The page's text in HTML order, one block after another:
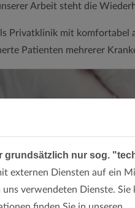
Arbeit steht die
Privatklinik mit komfortabel
Patienten mehrerer
grundsätzlich nur sog.
externen Diensten auf ein
verwendeten Dienste. Sie